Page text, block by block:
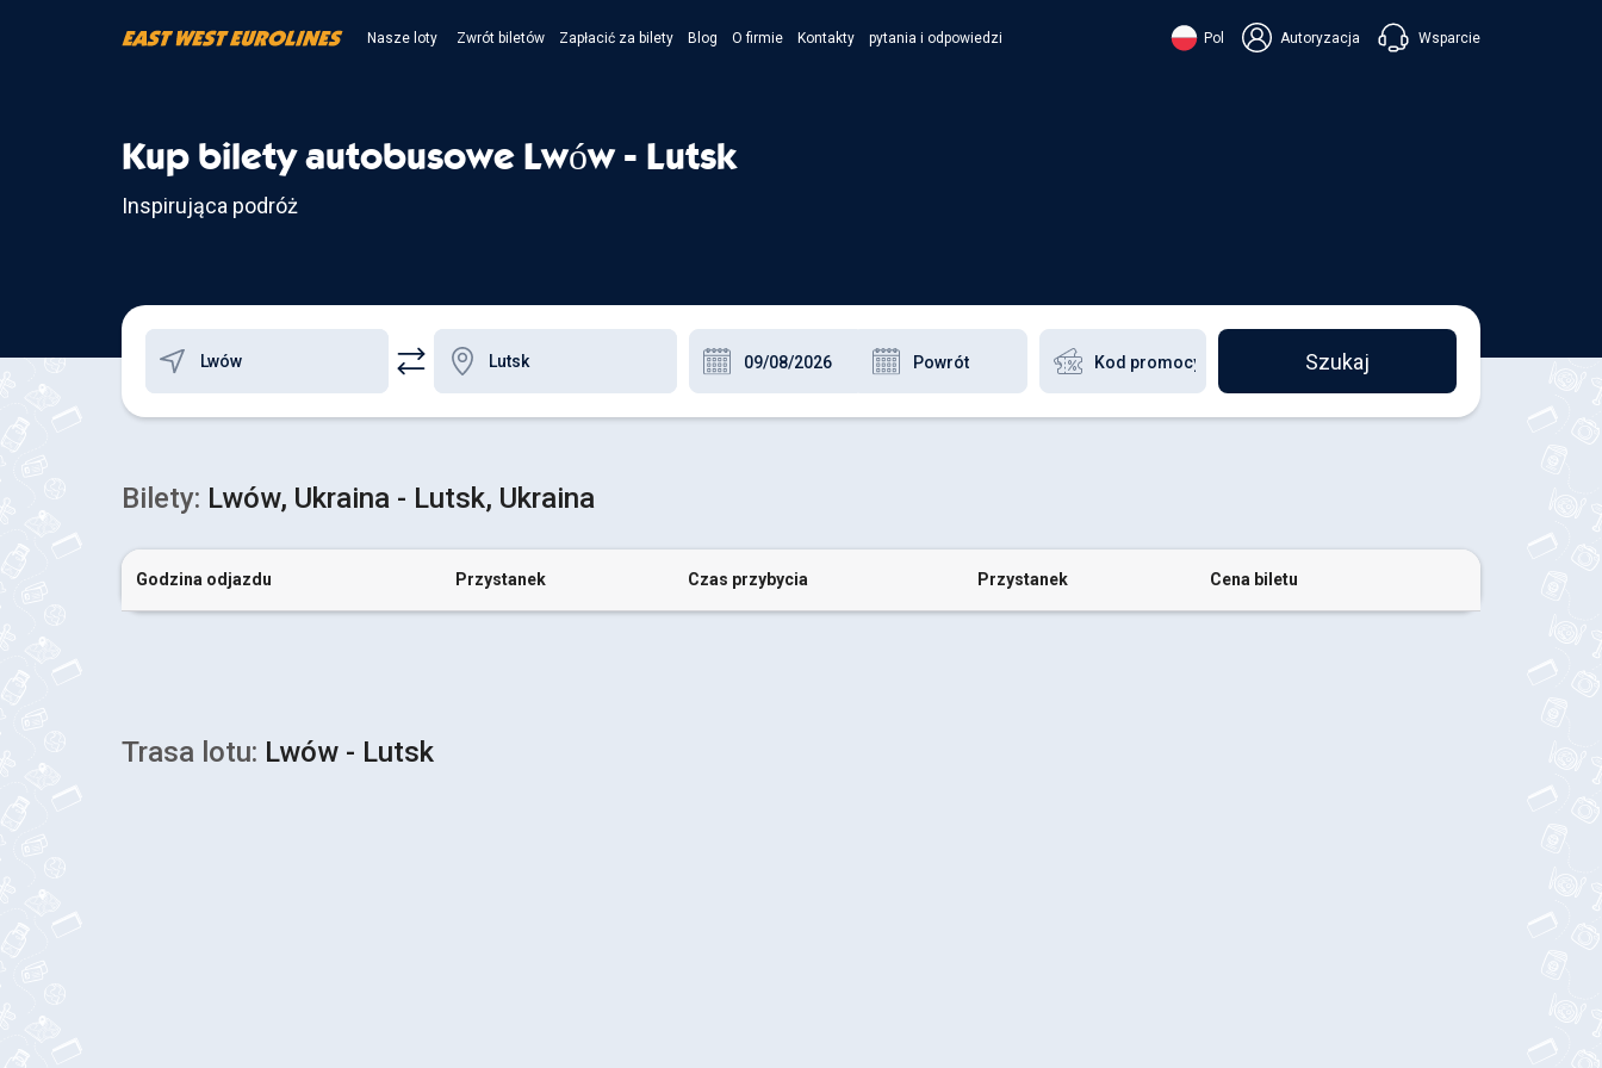
Nasze loty Zwrót biletów Zapłacić za bilety Blog O firmie Kontakty pytania i odpowiedzi Pol Autoryzacja Wsparcie
Czatuj w Messengerze
Kup bilety autobusowe Lwów - Lutsk
Inspirująca podróż
Szukaj
Bilety: Lwów, Ukraina - Lutsk, Ukraina
Godzina odjazdu Przystanek Czas przybycia Przystanek Cena biletu
Trasa lotu: Lwów - Lutsk